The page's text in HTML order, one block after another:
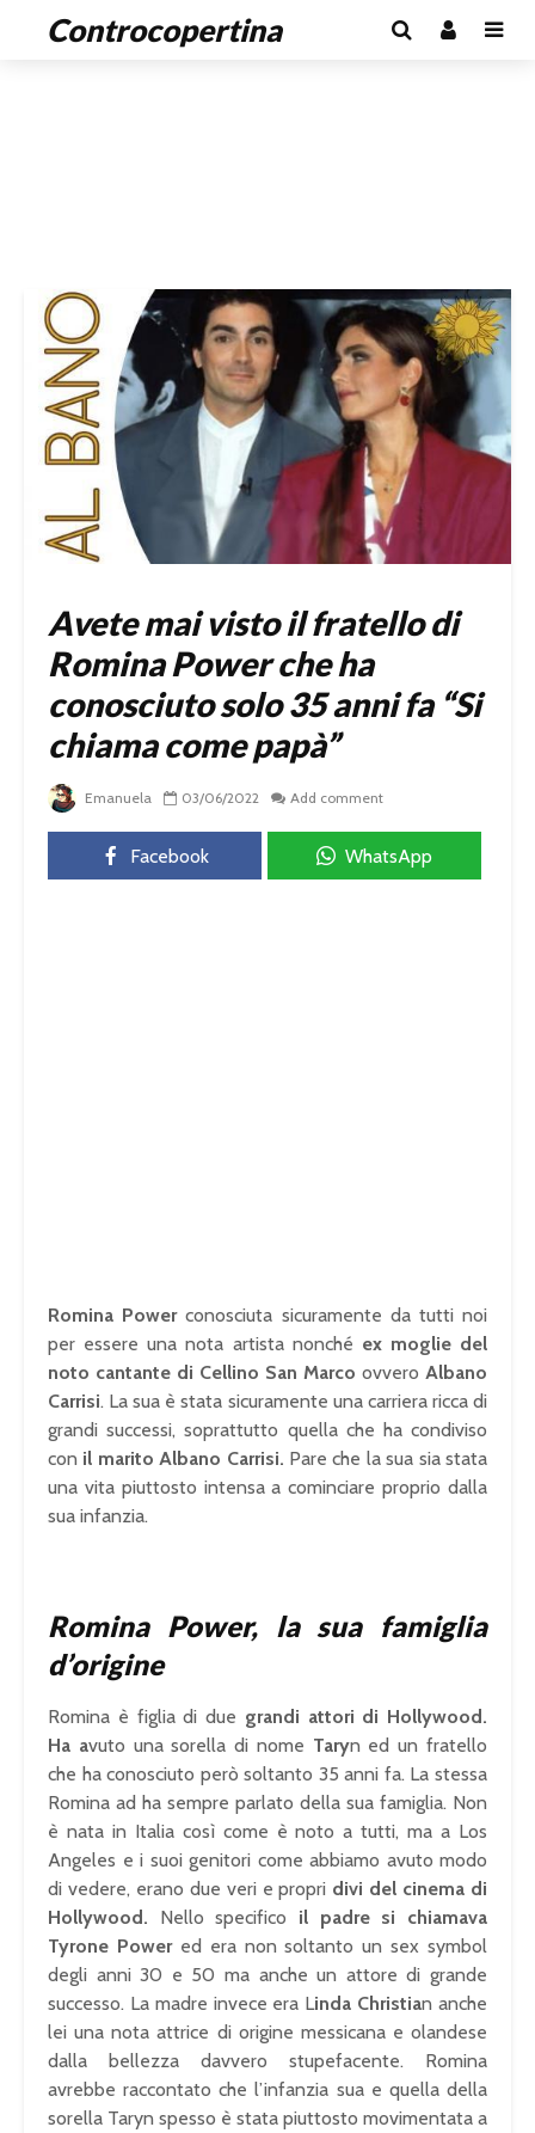
Controcopertina
Avete mai visto il fratello di
Romina Power che ha
conosciuto solo 35 anni fa “Si
chiama come papà”
Emanuela 03/06/2022 Add comment
Facebook WhatsApp
Romina Powerconosciuta sicuramente da tutti noi
per essere una nota artista nonché ex moglie del
noto cantante di Cellino San Marco ovvero Albano
Carrisi. La sua è stata sicuramente una carriera ricca di
grandi successi, soprattutto quella che ha condiviso
con il marito Albano Carrisi. Pare che la sua sia stata
una vita piuttosto intensa a cominciare proprio dalla
sua infanzia.
Romina Power, la sua famiglia
d’origine
Romina è figlia di due grandi attori di Hollywood.
Ha avuto una sorella di nome Taryn ed un fratello
che ha conosciuto però soltanto 35 anni fa. La stessa
Romina ad ha sempre parlato della sua famiglia. Non
è nata in Italia così come è noto a tutti, ma a Los
Angeles e i suoi genitori come abbiamo avuto modo
di vedere, erano due veri e propri divi del cinema di
Hollywood. Nello specifico il padre si chiamava
Tyrone Powered era non soltanto un sex symbol
degli anni 30 e 50 ma anche un attore di grande
successo. La madre invece era Linda Christian anche
lei una nota attrice di origine messicana e olandese
dalla bellezza davvero stupefacente. Romina
avrebbe raccontato che l’infanzia sua e quella della
sorella Taryn spesso è stata piuttosto movimentata a